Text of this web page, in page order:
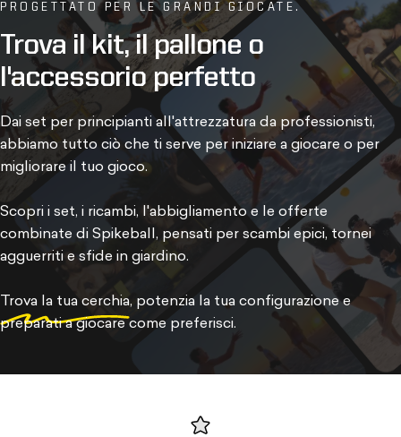
PROGETTATO PER LE GRANDI GIOCATE.
Trova il kit, il pallone o
l'accessorio perfetto
Dai set per principianti all'attrezzatura da professionisti,
abbiamo tutto ciò che ti serve per iniziare a giocare o per
migliorare il tuo gioco.
Scopri i set, i ricambi, l'abbigliamento e le offerte
combinate di Spikeball, pensati per scambi epici, tornei
agguerriti e sfide in giardino.
Trova la tua cerchia, potenzia la tua configurazione e
preparati a giocare come preferisci.